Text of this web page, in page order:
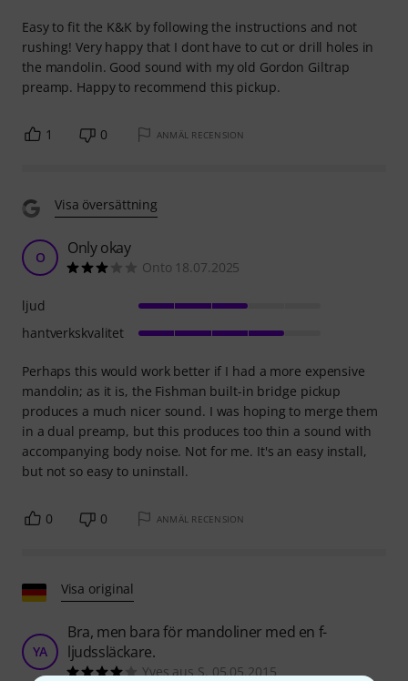
Easy to fit the K&K by following the instructions and not
rushing! Very happy that I dont have to cut or drill holes in
the mandolin. Good sound with my old Gordon Giltrap
preamp. Happy to recommend this pickup.
1 0 ANMÄL RECENSION
Visa översättning
O Only okay
Onto 18.07.2025
Perhaps this would work better if I had a more expensive
mandolin; as it is, the Fishman built-in bridge pickup
produces a much nicer sound. I was hoping to merge them
in a dual preamp, but this produces too thin a sound with
accompanying body noise. Not for me. It's an easy install,
but not so easy to uninstall.
ljud
hantverkskvalitet
0 0 ANMÄL RECENSION
Visa original
YA
Bra, men bara för mandoliner med en f-
ljudssläckare.
Yves aus S. 05.05.2015